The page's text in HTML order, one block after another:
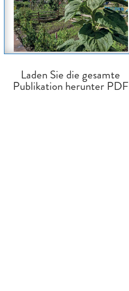
Laden Sie die gesamte
Publikation herunter PDF